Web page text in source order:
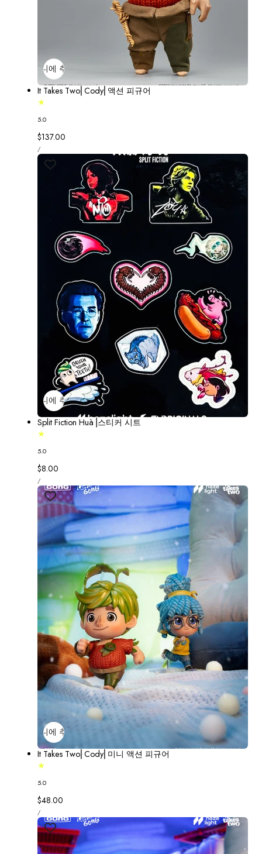
장바구니에 추가
It Takes Two⎢Cody⎢액션 피규어
5.0
정
가
$137.00
단
가
/당
장바구니에 추가매진
Split Fiction Huà⎟스티커 시트
5.0
정
가
$8.00
단
가
/당
장바구니에 추가
It Takes Two⎢Cody⎢미니 액션 피규어
5.0
정
가
$48.00
단
가
/당